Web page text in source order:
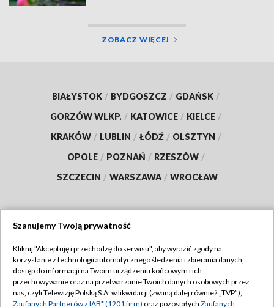
ZOBACZ WIĘCEJ
BIAŁYSTOK / BYDGOSZCZ / GDAŃSK /
GORZÓW WLKP. / KATOWICE / KIELCE /
KRAKÓW / LUBLIN / ŁÓDŹ / OLSZTYN /
OPOLE / POZNAŃ / RZESZÓW /
SZCZECIN / WARSZAWA / WROCŁAW
TVP
Abonament TVP
Emisja w TVP
Regulamin TVP
Szanujemy Twoją prywatność
Kliknij "Akceptuję i przechodzę do serwisu", aby wyrazić zgody na
korzystanie z technologii automatycznego śledzenia i zbierania danych,
dostęp do informacji na Twoim urządzeniu końcowym i ich
przechowywanie oraz na przetwarzanie Twoich danych osobowych przez
nas, czyli Telewizję Polską S.A. w likwidacji (zwaną dalej również „TVP”),
Zaufanych Partnerów z IAB* (1201 firm) oraz pozostałych Zaufanych